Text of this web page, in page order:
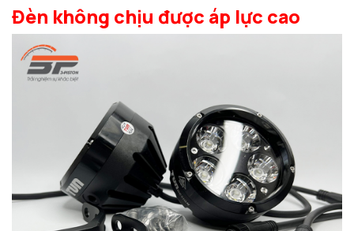
Đèn không chịu được áp lực cao